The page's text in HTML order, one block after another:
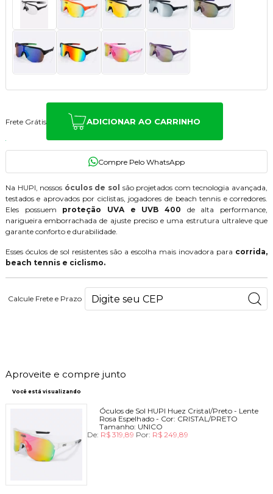
Frete Grátis ADICIONAR AO CARRINHO
Na HUPI, nossos óculos de sol são projetados com tecnologia avançada,
testados e aprovados por ciclistas, jogadores de beach tennis e corredores.
Eles possuem proteção UVA e UVB 400 de alta performance,
narigueira emborrachada de ajuste preciso e uma estrutura ultraleve que
garante conforto e durabilidade.
Esses óculos de sol resistentes são a escolha mais inovadora para corrida,
beach tennis e ciclismo.
Calcule Frete e Prazo
Aproveite e compre junto
Você está visualizando
Óculos de Sol HUPI Huez Cristal/Preto - Lente
Rosa Espelhado - Cor: CRISTAL/PRETO
Tamanho: UNICO
De: R$ 319,89 Por: R$ 249,89